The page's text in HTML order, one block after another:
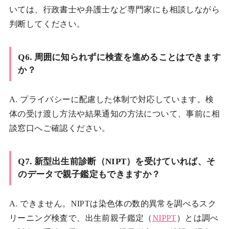
いては、行政書士や弁護士など専門家にも相談しながら
判断してください。
Q6. 周囲に知られずに検査を進めることはできます
か？
A. プライバシーに配慮した体制で対応しています。検
体の受け渡し方法や結果通知の方法について、事前に相
談窓口へご確認ください。
Q7. 新型出生前診断（NIPT）を受けていれば、そ
のデータで親子鑑定もできますか？
A. できません。NIPTは染色体の数的異常を調べるスク
リーニング検査で、出生前親子鑑定（NIPPT）とは調べ